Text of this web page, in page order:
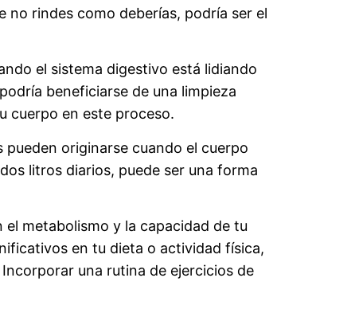
no rindes como deberías, podría ser el
el sistema digestivo está lidiando
beneficiarse de una limpieza
cuerpo en este proceso.
originarse cuando el cuerpo
litros diarios, puede ser una forma
metabolismo y la capacidad de tu
en tu dieta o actividad física,
una rutina de ejercicios de